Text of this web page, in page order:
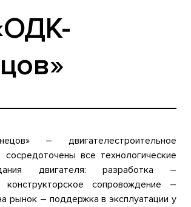
– двигателестроительное
сосредоточены все технологические
двигателя: разработка –
сопровождение –
рынок – поддержка в эксплуатации у